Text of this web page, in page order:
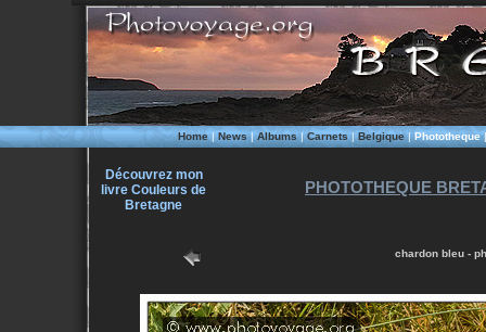
Home|News|Albums|Carnets|Belgique|Phototheque
Découvrez mon
livre Couleurs de
Bretagne
PHOTOTHEQUE
chardon bleu -